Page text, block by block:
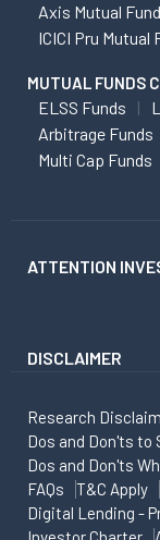
Axis Mutual
ICICI Pru Mutual
MUTUAL FUNDS
ELSS Funds
Arbitrage Funds
Multi Cap Funds
ATTENTION
DISCLAIMER
Research
Dos and Don'ts to
Dos and Don'ts
FAQs
T&C Apply
Digital Lending -